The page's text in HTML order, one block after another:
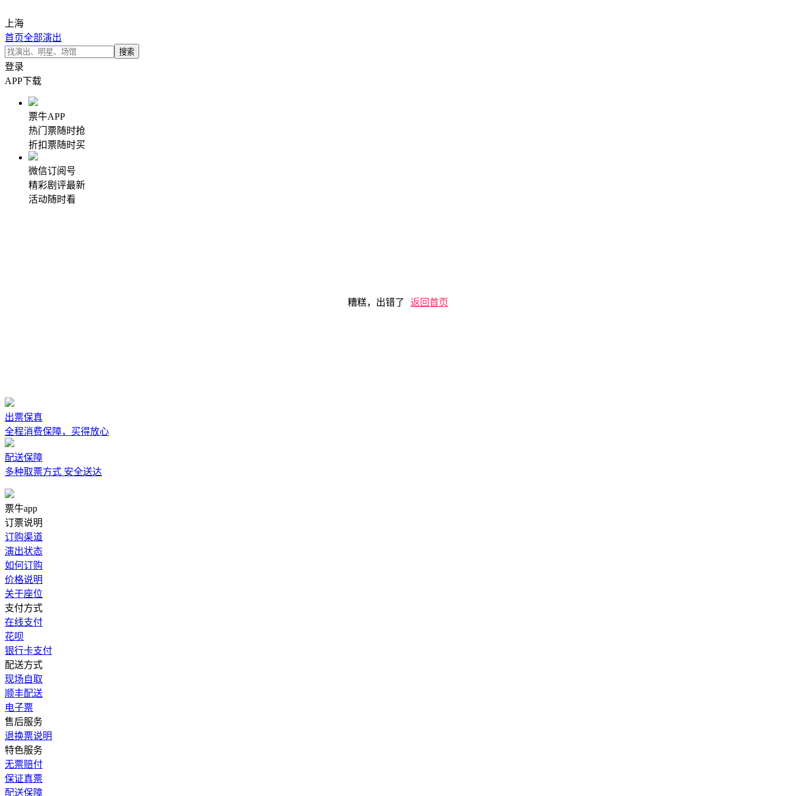
上海
首页全部演出
登录
APP下载
票牛APP
热门票随时抢
折扣票随时买
微信订阅号
精彩剧评最新
活动随时看
糟糕，出错了 返回首页
出票保真
全程消费保障，买得放心
配送保障
多种取票方式 安全送达
票牛app
订票说明
订购渠道
演出状态
如何订购
价格说明
关于座位
支付方式
在线支付
花呗
银行卡支付
配送方式
现场自取
顺丰配送
电子票
售后服务
退换票说明
特色服务
无票赔付
保证真票
配送保障